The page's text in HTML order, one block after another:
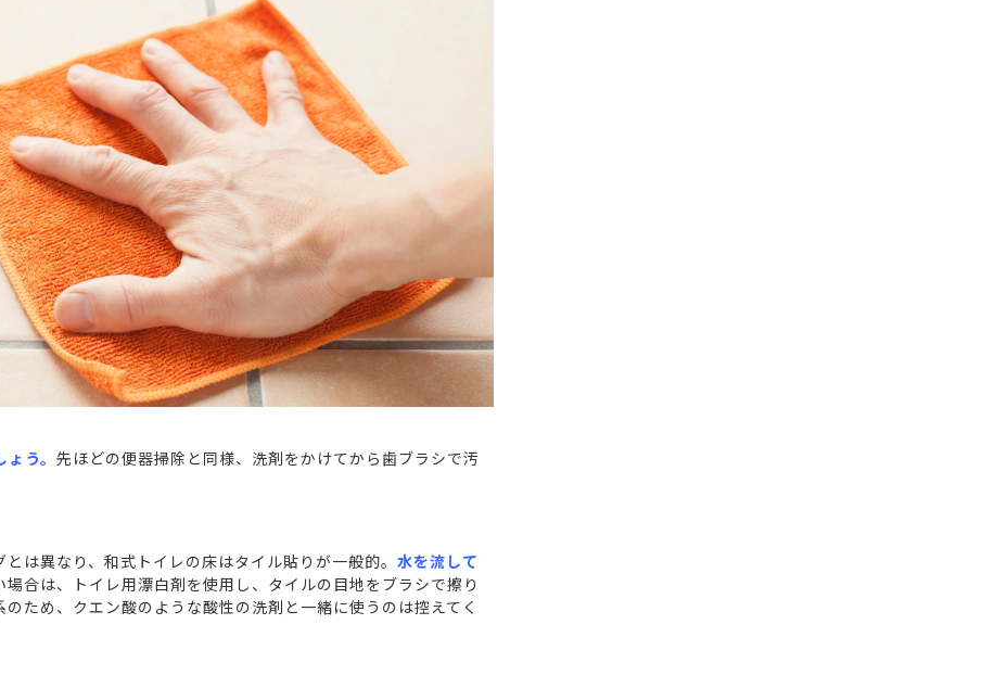
う。 先ほどの便器掃除と同様、洗剤をかけてから歯ブラシで汚
は異なり、和式トイレの床はタイル貼りが一般的。 水を流して
合は、トイレ用漂白剤を使用し、タイルの目地をブラシで擦り
ため、クエン酸のような酸性の洗剤と一緒に使うのは控えてく